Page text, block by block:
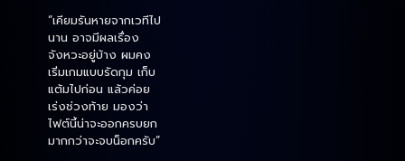
“เคียมรันหายจากเวทีไป
นาน อาจมีผลเรื่อง
จังหวะอยู่บ้าง ผมคง
เริ่มเกมแบบรัดกุม เก็บ
แต้มไปก่อน แล้วค่อย
เร่งช่วงท้าย มองว่า
ไฟต์นี้น่าจะออกครบยก
มากกว่าจะจบน็อกครับ”